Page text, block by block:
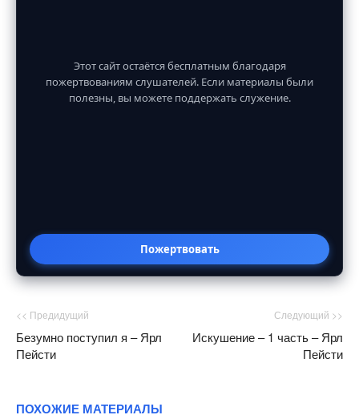
Этот сайт остаётся бесплатным благодаря
пожертвованиям слушателей. Если материалы были
полезны, вы можете поддержать служение.
Пожертвовать
<< Предидущий
Безумно поступил я – Ярл
Пейсти
Следующий >>
Искушение – 1 часть – Ярл
Пейсти
ПОХОЖИЕ МАТЕРИАЛЫ